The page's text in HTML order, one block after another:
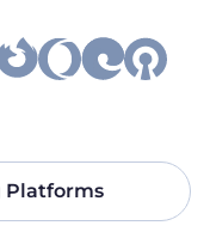
Platforms